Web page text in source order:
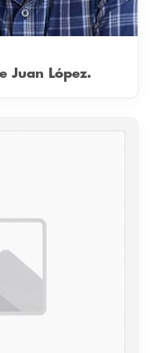
Juan López.